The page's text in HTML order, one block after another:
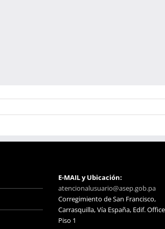
E-MAIL y Ubicación:
atencionalusuario@asep.gob.pa
Corregimiento de San Francisco,
Carrasquilla, Vía España, Edif.
Piso 1